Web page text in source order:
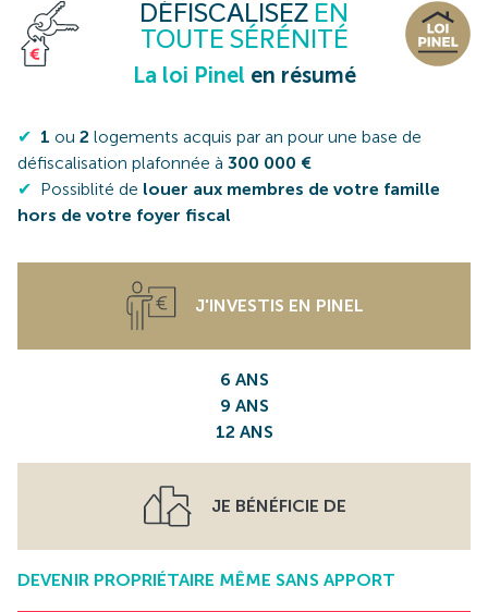
DÉFISCALISEZ EN
TOUTE SÉRÉNITÉ
La loi Pinel en résumé
✔ 1 ou 2 logements acquis par an pour une base de
défiscalisation plafonnée à 300 000 €
✔ Possiblité de louer aux membres de votre famille
hors de votre foyer fiscal
J'INVESTIS EN PINEL
6 ANS
9 ANS
12 ANS
JE BÉNÉFICIE DE
DEVENIR PROPRIÉTAIRE MÊME SANS APPORT